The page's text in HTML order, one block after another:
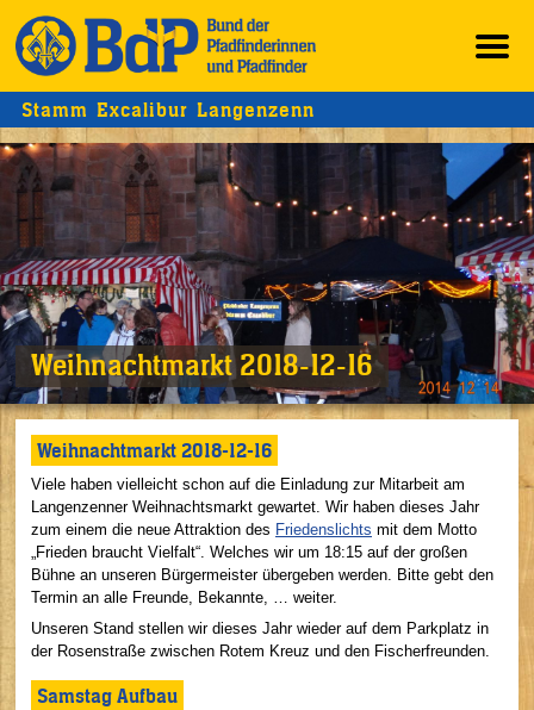
Stamm Excalibur Langenzenn
Weihnachtmarkt 2018-12-16
Weihnachtmarkt 2018-12-16
Viele haben vielleicht schon auf die Einladung zur Mitarbeit am
Langenzenner Weihnachtsmarkt gewartet. Wir haben dieses Jahr
zum einem die neue Attraktion des Friedenslichts mit dem Motto
„Frieden braucht Vielfalt“. Welches wir um 18:15 auf der großen
Bühne an unseren Bürgermeister übergeben werden. Bitte gebt den
Termin an alle Freunde, Bekannte, … weiter.
Unseren Stand stellen wir dieses Jahr wieder auf dem Parkplatz in
der Rosenstraße zwischen Rotem Kreuz und den Fischerfreunden.
Samstag Aufbau